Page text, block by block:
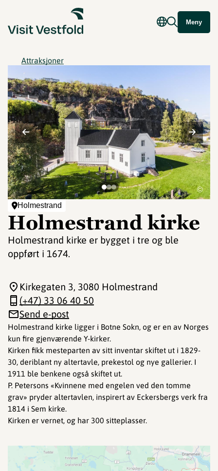
Meny
Attraksjoner
Holmestrand
Holmestrand kirke
Holmestrand kirke er bygget i tre og ble
oppført i 1674.
©
Holmestrand kirke ligger i Botne Sokn, og er en av Norges
kun fire gjenværende Y-kirker.
Kirken fikk mesteparten av sitt inventar skiftet ut i 1829-
30, deriblant ny altertavle, prekestol og nye gallerier. I
1911 ble benkene også skiftet ut.
P. Petersons «Kvinnene med engelen ved den tomme
grav» pryder altertavlen, inspirert av Eckersbergs verk fra
1814 i Sem kirke.
Kirken er vernet, og har 300 sitteplasser.
Kirkegaten 3, 3080 Holmestrand
(+47) 33 06 40 50
Send e-post